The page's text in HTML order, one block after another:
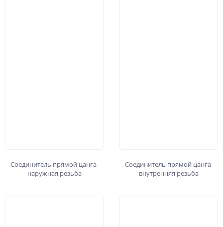
Соединитель прямой цанга-
наружная резьба
Соединитель прямой цанга-
внутренняя резьба